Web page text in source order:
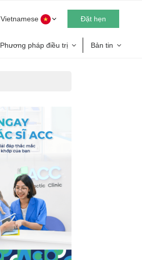
Vietnamese Đặt hẹn
Phương pháp điều trị Bản tin